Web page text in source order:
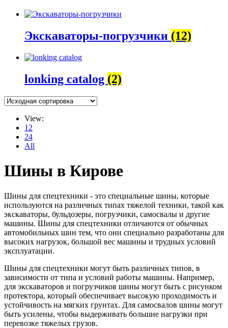
Экскаваторы-погрузчики (12)
lonking catalog (2)
View:
12
24
All
Шины в Кирове
Шины для спецтехники - это специальные шины, которые
используются на различных типах тяжелой техники, такой как
экскаваторы, бульдозеры, погрузчики, самосвалы и другие
машины. Шины для спецтехники отличаются от обычных
автомобильных шин тем, что они специально разработаны для
высоких нагрузок, большой вес машины и трудных условий
эксплуатации.
Шины для спецтехники могут быть различных типов, в
зависимости от типа и условий работы машины. Например,
для экскаваторов и погрузчиков шины могут быть с рисунком
протектора, который обеспечивает высокую проходимость и
устойчивость на мягких грунтах. Для самосвалов шины могут
быть усилены, чтобы выдерживать большие нагрузки при
перевозке тяжелых грузов.